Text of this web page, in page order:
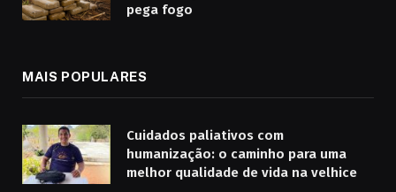
pega fogo
MAIS POPULARES
Cuidados paliativos com
humanização: o caminho para uma
melhor qualidade de vida na velhice